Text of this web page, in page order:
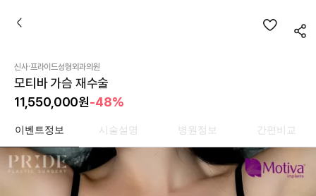
신사·프라이드성형외과의원
모티바 가슴 재수술
11,550,000원-48%
이벤트정보 시술설명 병원정보 간편비교